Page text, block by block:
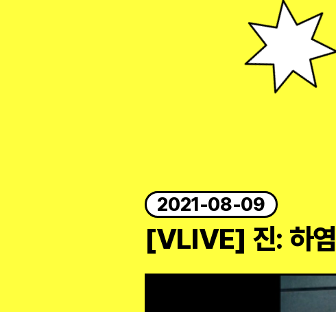
2021-08-09
[VLIVE] 진: 하